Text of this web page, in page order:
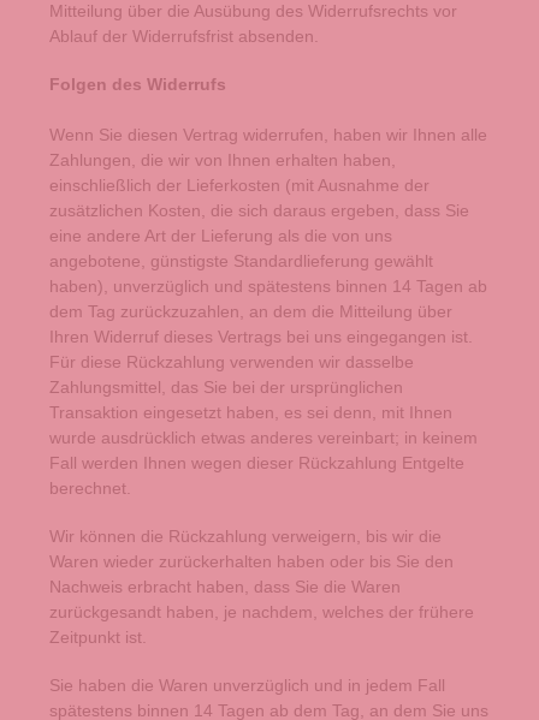
Mitteilung über die Ausübung des Widerrufsrechts vor
Ablauf der Widerrufsfrist absenden.
Folgen des Widerrufs
Wenn Sie diesen Vertrag widerrufen, haben wir Ihnen alle
Zahlungen, die wir von Ihnen erhalten haben,
einschließlich der Lieferkosten (mit Ausnahme der
zusätzlichen Kosten, die sich daraus ergeben, dass Sie
eine andere Art der Lieferung als die von uns
angebotene, günstigste Standardlieferung gewählt
haben), unverzüglich und spätestens binnen 14 Tagen ab
dem Tag zurückzuzahlen, an dem die Mitteilung über
Ihren Widerruf dieses Vertrags bei uns eingegangen ist.
Für diese Rückzahlung verwenden wir dasselbe
Zahlungsmittel, das Sie bei der ursprünglichen
Transaktion eingesetzt haben, es sei denn, mit Ihnen
wurde ausdrücklich etwas anderes vereinbart; in keinem
Fall werden Ihnen wegen dieser Rückzahlung Entgelte
berechnet.
Wir können die Rückzahlung verweigern, bis wir die
Waren wieder zurückerhalten haben oder bis Sie den
Nachweis erbracht haben, dass Sie die Waren
zurückgesandt haben, je nachdem, welches der frühere
Zeitpunkt ist.
Sie haben die Waren unverzüglich und in jedem Fall
spätestens binnen 14 Tagen ab dem Tag, an dem Sie uns